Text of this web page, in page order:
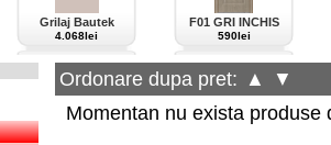
Grilaj Bautek
4.068lei
F01 GRI INCHIS
590lei
Ordonare dupa pret: ▲
▼
Momentan nu exista produse